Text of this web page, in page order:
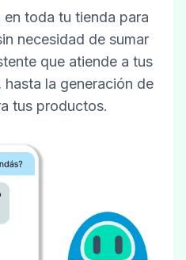
toda tu tienda para
necesidad de sumar
que atiende a tus
la generación de
tus productos.